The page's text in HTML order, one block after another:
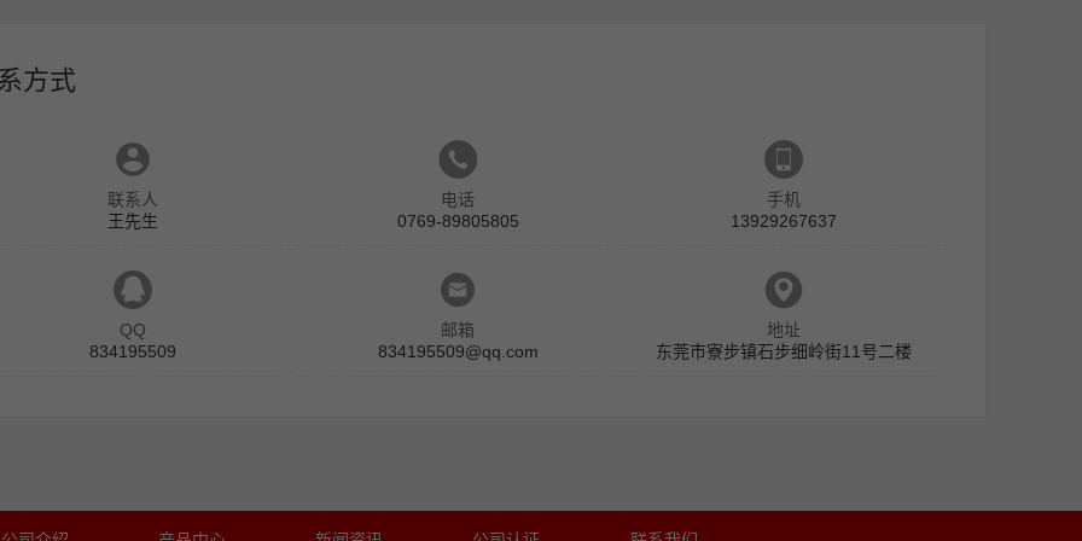
方式
联系人
王先生
电话
0769-89805805
手机
13929267637
QQ
834195509
邮箱
834195509@qq.com
地址
东莞市寮步镇石步细岭街11号二楼